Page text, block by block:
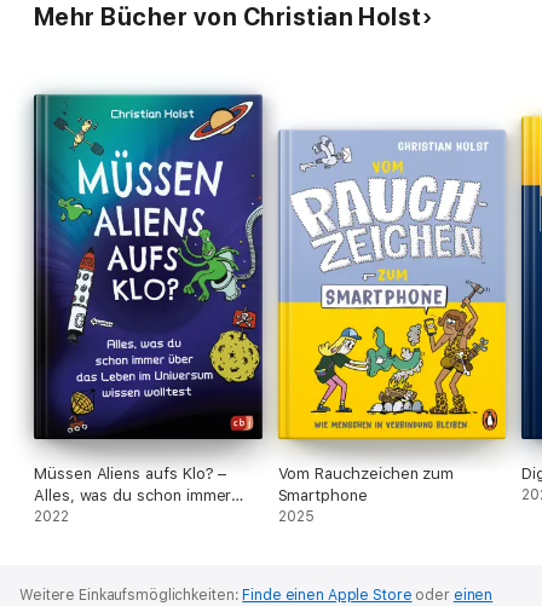
Mehr Bücher von Christian Holst
Müssen Aliens aufs Klo? –
Alles, was du schon immer
über das Leben im Universum
2022
Vom Rauchzeichen zum
Smartphone
2025
Weitere Einkaufsmöglichkeiten: Finde einen Apple Store oder einen